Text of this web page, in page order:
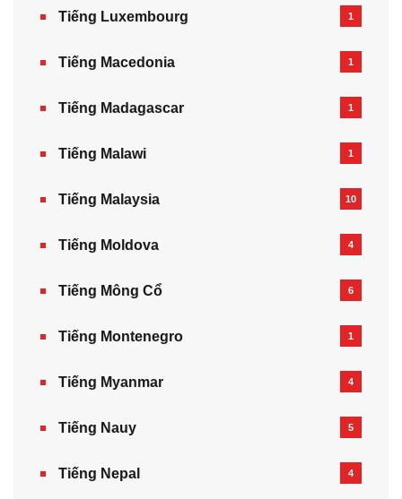
Tiếng Luxembourg 1
Tiếng Macedonia 1
Tiếng Madagascar 1
Tiếng Malawi 1
Tiếng Malaysia 10
Tiếng Moldova 4
Tiếng Mông Cổ 6
Tiếng Montenegro 1
Tiếng Myanmar 4
Tiếng Nauy 5
Tiếng Nepal‎ 4